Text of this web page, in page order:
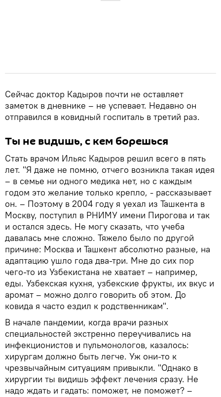
Сейчас доктор Кадыров почти не оставляет
заметок в дневнике – не успевает. Недавно он
отправился в ковидный госпиталь в третий раз.
Ты не видишь, с кем борешься
Стать врачом Ильяс Кадыров решил всего в пять
лет. "Я даже не помню, отчего возникла такая идея
– в семье ни одного медика нет, но с каждым
годом это желание только крепло, - рассказывает
он. – Поэтому в 2004 году я уехал из Ташкента в
Москву, поступил в РНИМУ имени Пирогова и так
и остался здесь. Не могу сказать, что учеба
давалась мне сложно. Тяжело было по другой
причине: Москва и Ташкент абсолютно разные, на
адаптацию ушло года два-три. Мне до сих пор
чего-то из Узбекистана не хватает – например,
еды. Узбекская кухня, узбекские фрукты, их вкус и
аромат – можно долго говорить об этом. До
ковида я часто ездил к родственникам".
В начале пандемии, когда врачи разных
специальностей экстренно переучивались на
инфекционистов и пульмонологов, казалось:
хирургам должно быть легче. Уж они-то к
чрезвычайным ситуациям привыкли. "Однако в
хирургии ты видишь эффект лечения сразу. Не
надо ждать и гадать: поможет, не поможет? –